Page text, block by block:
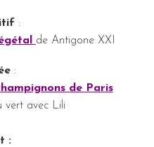
:
de Antigone XXI
:
de Paris
vert avec Lili
: